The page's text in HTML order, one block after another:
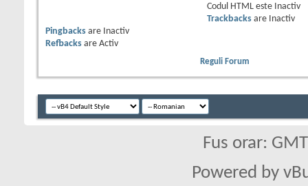
Codul HTML este
Inactiv
Trackbacksare
Inactiv
Pingbacks are
Inactiv
Refbacks are Activ
Reguli Forum
Fus orar:
Powered by